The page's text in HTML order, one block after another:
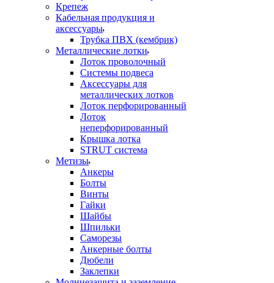
Крепеж
Кабельная продукция и
аксессуары
Трубка ПВХ (кембрик)
Металлические лотки
Лоток проволочный
Системы подвеса
Аксессуары для
металлических лотков
Лоток перфорированный
Лоток
неперфорированный
Крышка лотка
STRUT система
Метизы
Анкеры
Болты
Винты
Гайки
Шайбы
Шпильки
Саморезы
Анкерные болты
Дюбели
Заклепки